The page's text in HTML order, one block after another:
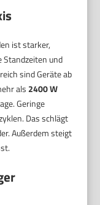
ist starker,
Standzeiten und
sind Geräte ab
als 2400 W
Geringe
Das schlägt
Außerdem steigt